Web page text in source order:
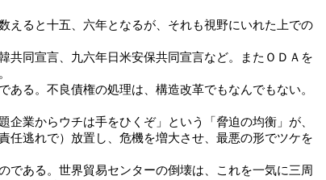
ると十五、六年となるが、それも視野にいれた上での
同宣言、九六年日米安保共同宣言など。またＯＤＡを
る。不良債権の処理は、構造改革でもなんでもない。
業からウチは手をひくぞ」という「脅迫の均衡」が、
任逃れで）放置し、危機を増大させ、最悪の形でツケを
ある。世界貿易センターの倒壊は、これを一気に三周